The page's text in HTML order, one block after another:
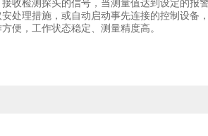
收检测探头的信号，当测量值达到设定的
处理措施，或自动启动事先连接的控制设
便，工作状态稳定、测量精度高。